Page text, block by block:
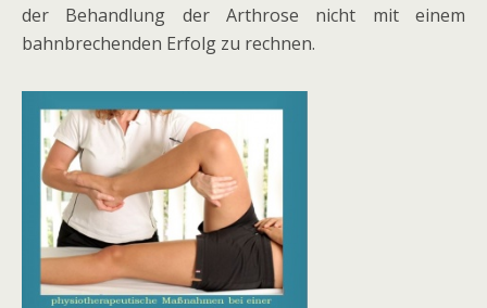
der Behandlung der Arthrose nicht mit einem
bahnbrechenden Erfolg zu rechnen.